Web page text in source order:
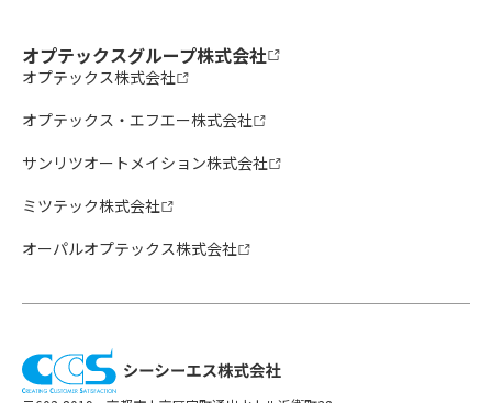
オプテックスグループ株式会社
オプテックス株式会社
オプテックス・エフエー株式会社
サンリツオートメイション株式会社
ミツテック株式会社
オーパルオプテックス株式会社